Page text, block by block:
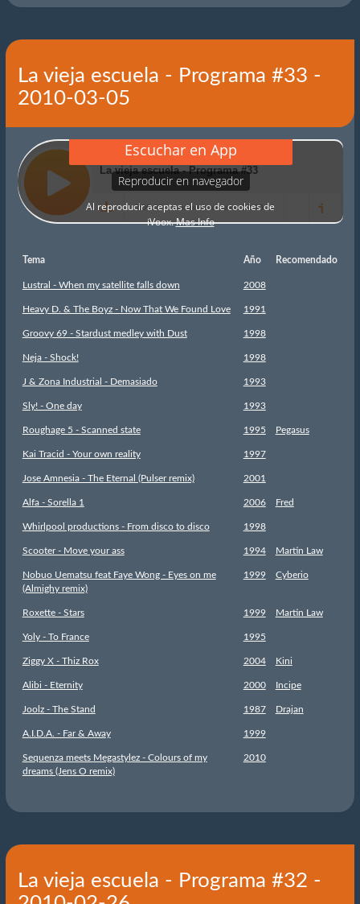
La vieja escuela - Programa #33 -
2010-03-05
Tema Año Recomendado
Lustral - When my satellite falls down 2008
Heavy D. & The Boyz - Now That We Found Love 1991
Groovy 69 - Stardust medley with Dust 1998
Neja - Shock! 1998
J & Zona Industrial - Demasiado 1993
Sly! - One day 1993
Roughage 5 - Scanned state 1995 Pegasus
Kai Tracid - Your own reality 1997
Jose Amnesia - The Eternal (Pulser remix) 2001
Alfa - Sorella 1 2006 Fred
Whirlpool productions - From disco to disco 1998
Scooter - Move your ass 1994 Martin Law
Nobuo Uematsu feat Faye Wong - Eyes on me
(Almighy remix)
1999 Cyberio
Roxette - Stars 1999 Martin Law
Yoly - To France 1995
Ziggy X - Thiz Rox 2004 Kini
Alibi - Eternity 2000 Incipe
Joolz - The Stand 1987 Drajan
A.I.D.A. - Far & Away 1999
Sequenza meets Megastylez - Colours of my
dreams (Jens O remix)
2010
La vieja escuela - Programa #32 -